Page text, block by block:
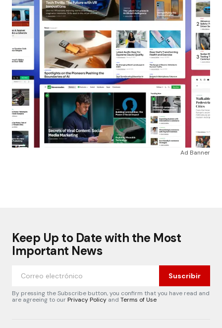
Ad Banner
Keep Up to Date with the Most
Important News
Suscribir
By pressing the Subscribe button, you confirm that you have read and
are agreeing to ourPrivacy Policy and Terms of Use